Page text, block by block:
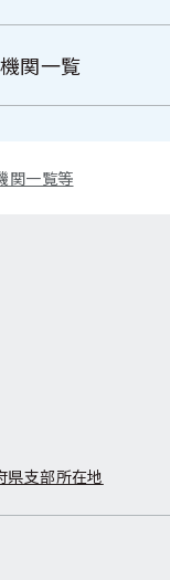
関一覧
関一覧等
県支部所在地